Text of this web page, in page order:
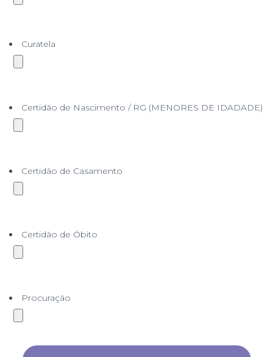
Curatela
Certidão de Nascimento / RG (MENORES DE IDADADE)
Certidão de Casamento
Certidão de Óbito
Procuração